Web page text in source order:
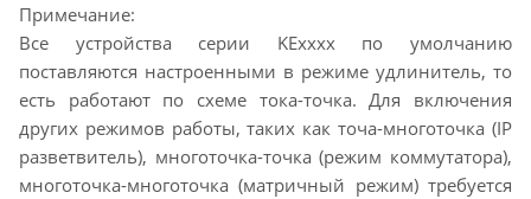
Примечание:
Все устройства серии KExxxx по умолчанию
поставляются настроенными в режиме удлинитель, то
есть работают по схеме тока-точка. Для включения
других режимов работы, таких как точа-многоточка (IP
разветвитель), многоточка-точка (режим коммутатора),
многоточка-многоточка (матричный режим) требуется